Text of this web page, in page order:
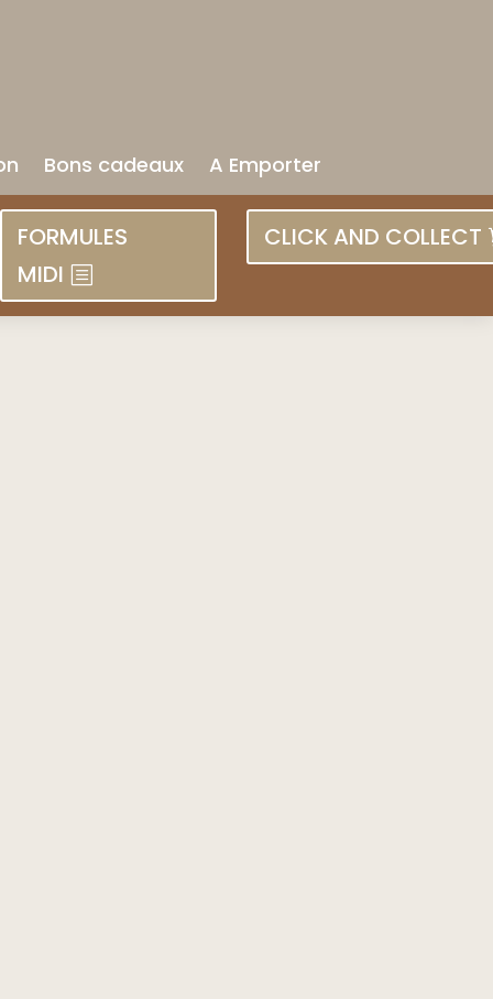
Bons cadeaux A Emporter
FORMULES
MIDI
CLICK AND COLLECT